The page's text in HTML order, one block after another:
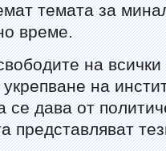
темата за
време.
на всички
на
се дава от
представляват